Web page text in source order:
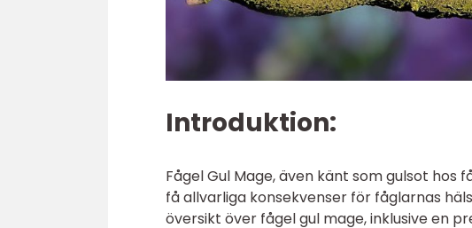
Introduktion:
Fågel Gul Mage, även känt som gulsot
få allvarliga konsekvenser för fåglarnas
översikt över fågel gul mage, inklusive en